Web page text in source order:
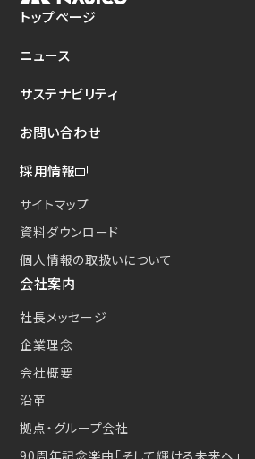
トップページ
ニュース
サステナビリティ
お問い合わせ
採用情報
サイトマップ
資料ダウンロード
個人情報の取扱いについて
会社案内
社長メッセージ
企業理念
会社概要
沿革
拠点・グループ会社
90周年記念楽曲 「そして輝ける未来へ」